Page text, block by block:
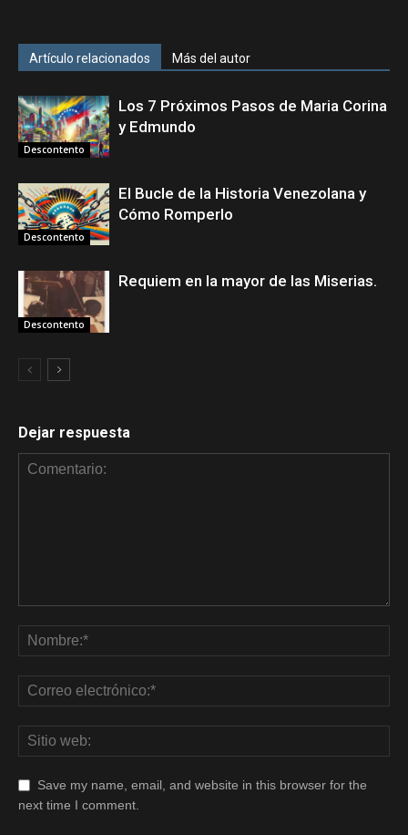
Artículo relacionados Más del autor
Descontento
Los 7 Próximos Pasos de Maria Corina
y Edmundo
Descontento
El Bucle de la Historia Venezolana y
Cómo Romperlo
Descontento
Requiem en la mayor de las Miserias.
Dejar respuesta
Save my name, email, and website in this browser for the
next time I comment.